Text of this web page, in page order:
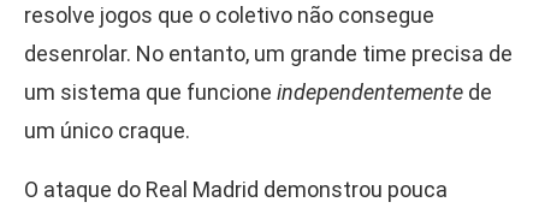
resolve jogos que o coletivo não consegue
desenrolar. No entanto, um grande time precisa de
um sistema que funcione independentemente de
um único craque.
O ataque do Real Madrid demonstrou pouca